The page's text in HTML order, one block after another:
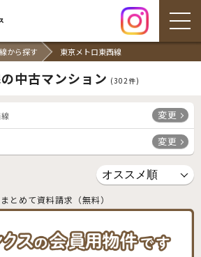
から探す 東京メトロ東西線
中古マンション (302件)
変更
変更
とめて資料請求（無料）